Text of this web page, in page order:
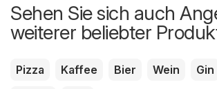
Sehen Sie sich auch
weiterer beliebter
Pizza Kaffee Bier Wein Gin